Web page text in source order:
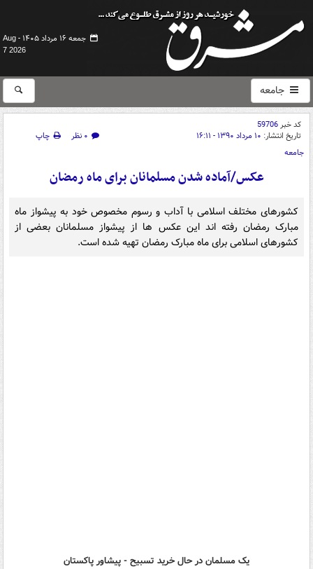
جمعه ۱۶ مرداد ۱۴۰۵ -
Aug
7 2026
جامعه
کد خبر59706
تاریخ انتشار: ۱۰ مرداد ۱۳۹۰ - ۱۶:۱۱ ۰ نظر
چاپ
جامعه
عکس/آماده شدن مسلمانان برای ماه رمضان
کشورهای مختلف اسلامی با آداب و رسوم مخصوص خود به پیشواز ماه
مبارک رمضان رفته اند این عکس ها از پیشواز مسلمانان بعضی از
کشورهای اسلامی برای ماه مبارک رمضان تهیه شده است.
یک مسلمان در حال خرید تسبیح - پیشاور پاکستان